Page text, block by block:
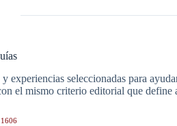
seleccionadas para
el mismo criterio editorial que define